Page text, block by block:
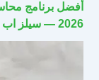
أفضل برنامج
2026 — سيلز اب